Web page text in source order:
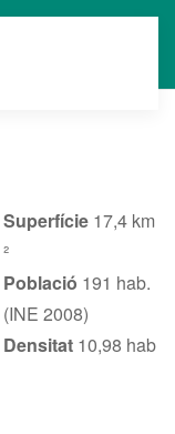
Superfície 17,4 km
²
Població 191 hab.
(INE 2008)
Densitat 10,98 hab